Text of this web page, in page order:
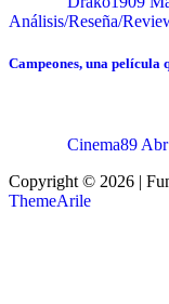
Análisis/Reseña/
Campeones, una película
Cinema89
Copyright © 2026 |
ThemeArile